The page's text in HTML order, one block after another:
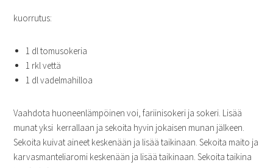
kuorrutus:
1 dl tomusokeria
1 rkl vettä
1 dl vadelmahilloa
Vaahdota huoneenlämpöinen voi, fariinisokeri ja sokeri. Lisää
munat yksi kerrallaan ja sekoita hyvin jokaisen munan jälkeen.
Sekoita kuivat aineet keskenään ja lisää taikinaan. Sekoita maito ja
karvasmanteliaromi keskenään ja lisää taikinaan. Sekoita taikina